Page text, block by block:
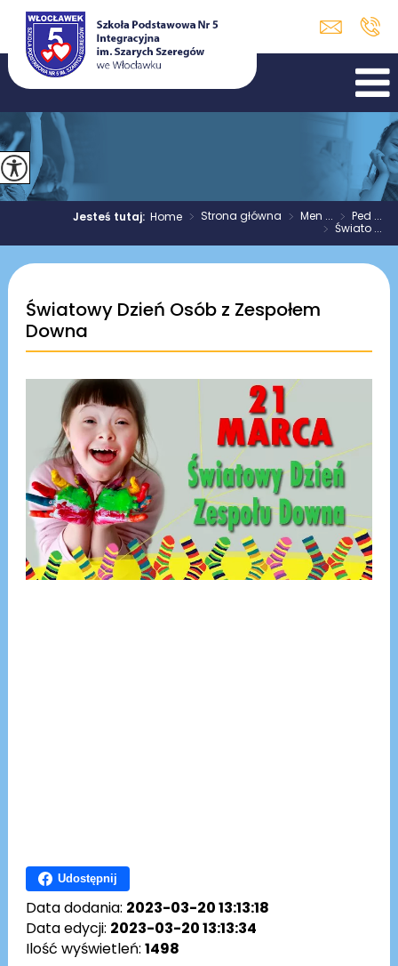
Jesteś tutaj:Home > Strona główna > Men ... > Ped ...
> Świato ...
Światowy Dzień Osób z Zespołem
Downa
Udostępnij
Data dodania: 2023-03-20 13:13:18
Data edycji: 2023-03-20 13:13:34
Ilość wyświetleń: 1498